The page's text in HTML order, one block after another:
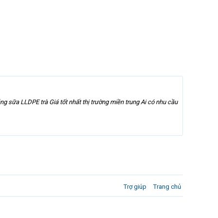
sữa LLDPE trà Giá tốt nhất thị trường miền trung Ai có nhu cầu
Trợ giúp Trang chủ